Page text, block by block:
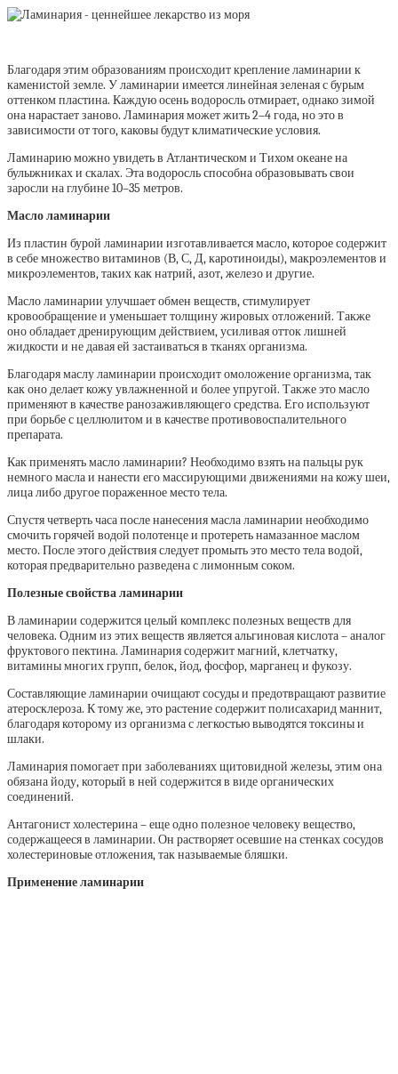
Благодаря этим образованиям происходит крепление ламинарии к
каменистой земле. У ламинарии имеется линейная зеленая с бурым
оттенком пластина. Каждую осень водоросль отмирает, однако зимой
она нарастает заново. Ламинария может жить 2–4 года, но это в
зависимости от того, каковы будут климатические условия.
Ламинарию можно увидеть в Атлантическом и Тихом океане на
булыжниках и скалах. Эта водоросль способна образовывать свои
заросли на глубине 10–35 метров.
Масло ламинарии
Из пластин бурой ламинарии изготавливается масло, которое содержит
в себе множество витаминов (В, С, Д, каротиноиды), макроэлементов и
микроэлементов, таких как натрий, азот, железо и другие.
Масло ламинарии улучшает обмен веществ, стимулирует
кровообращение и уменьшает толщину жировых отложений. Также
оно обладает дренирующим действием, усиливая отток лишней
жидкости и не давая ей застаиваться в тканях организма.
Благодаря маслу ламинарии происходит омоложение организма, так
как оно делает кожу увлажненной и более упругой. Также это масло
применяют в качестве ранозаживляющего средства. Его используют
при борьбе с целлюлитом и в качестве противовоспалительного
препарата.
Как применять масло ламинарии? Необходимо взять на пальцы рук
немного масла и нанести его массирующими движениями на кожу шеи,
лица либо другое пораженное место тела.
Спустя четверть часа после нанесения масла ламинарии необходимо
смочить горячей водой полотенце и протереть намазанное маслом
место. После этого действия следует промыть это место тела водой,
которая предварительно разведена с лимонным соком.
Полезные свойства ламинарии
В ламинарии содержится целый комплекс полезных веществ для
человека. Одним из этих веществ является альгиновая кислота – аналог
фруктового пектина. Ламинария содержитмагний, клетчатку,
витамины многих групп, белок, йод, фосфор, марганец и фукозу.
Составляющие ламинарии очищают сосуды и предотвращают развитие
атеросклероза. К тому же, это растение содержит полисахарид маннит,
благодаря которому из организма с легкостью выводятся токсины и
шлаки.
Ламинария помогает при заболеваниях щитовидной железы, этим она
обязана йоду, который в ней содержится в виде органических
соединений.
Антагонист холестерина – еще одно полезное человеку вещество,
содержащееся в ламинарии. Он растворяет осевшие на стенках сосудов
холестериновые отложения, так называемые бляшки.
Применение ламинарии